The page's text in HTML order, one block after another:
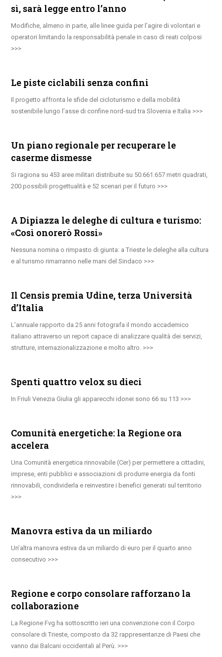
sì, sarà legge entro l’anno
Modifiche, almeno in parte, alle linee guida per l’agire di volontari e
operatori limitando la responsabilità penale in caso di reati colposi
Le piste ciclabili senza confini
Il progetto affronta le sfide del cicloturismo e della mobilità
sostenibile lungo l’asse di confine nord-sud tra Slovenia e Italia
Un piano regionale per recuperare le
caserme dismesse
Si ragiona su 453 aree militari distribuite su 50.661.657 metri quadrati,
200 possibili progettualità e 52 scenari per il futuro
A Dipiazza le deleghe di cultura e turismo:
«Così onorerò Rossi»
Nessuna nomina o rimpasto di giunta: a Trieste le deleghe alla cultura
e al turismo rimarranno nelle mani del Sindaco
Il Censis premia Udine, terza Università
d’Italia
L’annuale rapporto da 25 anni fotografa il mondo accademico
italiano attraverso un report capace di analizzare qualità dei servizi,
strutture, internazionalizzazione e molto altro.
Spenti quattro velox su dieci
In Friuli Venezia Giulia gli apparecchi idonei sono 66 su 113
Comunità energetiche: la Regione ora
accelera
Una Comunità energetica rinnovabile (Cer) per permettere a cittadini,
imprese, enti pubblici e associazioni di produrre energia da fonti
rinnovabili, condividerla e reinvestire i benefici generati sul territorio
Manovra estiva da un miliardo
Un’altra manovra estiva da un miliardo di euro per il quarto anno
consecutivo
Regione e corpo consolare rafforzano la
collaborazione
La Regione Fvg ha sottoscritto ieri una convenzione con il Corpo
consolare di Trieste, composto da 32 rappresentanze di Paesi che
vanno dai Balcani occidentali al Perù.